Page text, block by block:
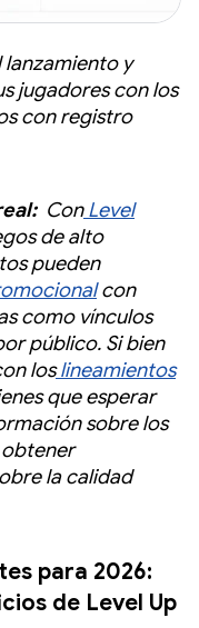
lanzamiento y
jugadores con los
con registro
ConLevel
de alto
pueden
con
como vínculos
público. Si bien
loslineamientos
que esperar
sobre los
la calidad
para 2026:
de Level Up